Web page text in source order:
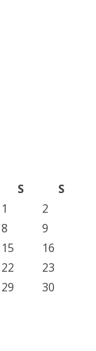
S
S
1
2
8
9
15
16
22
23
29
30